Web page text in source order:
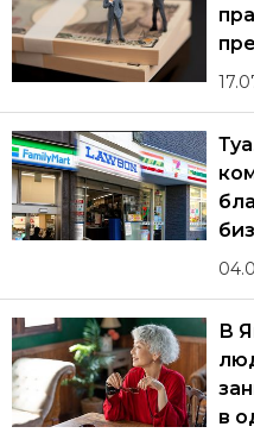
В
в